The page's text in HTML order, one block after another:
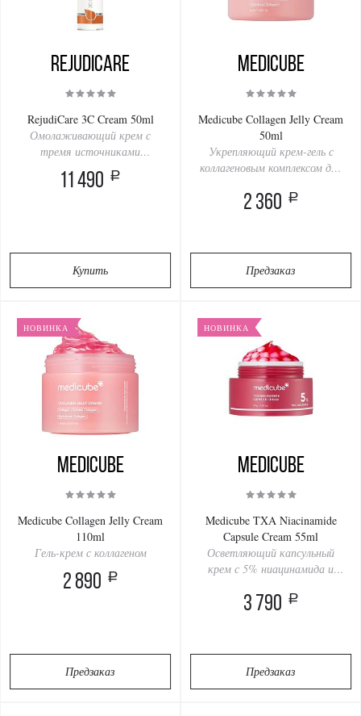
RejudiCare
RejudiCare 3C Cream 50ml
Омолаживающий крем с
тремя источниками
витамина C
11 490 a
Купить
Medicube
Medicube Collagen Jelly Cream
50ml
Укрепляющий крем-гель с
коллагеновым комплексом для
2 360 a
Предзаказ
НОВИНКА
Medicube
Medicube Collagen Jelly Cream
110ml
Гель-крем с коллагеном
2 890 a
Предзаказ
НОВИНКА
Medicube
Medicube TXA Niacinamide
Capsule Cream 55ml
Осветляющий капсульный
крем с 5% ниацинамида и
3 790 a
Предзаказ